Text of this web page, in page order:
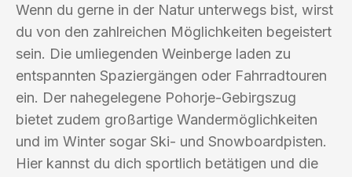
Wenn du gerne in der Natur unterwegs bist, wirst
du von den zahlreichen Möglichkeiten begeistert
sein. Die umliegenden Weinberge laden zu
entspannten Spaziergängen oder Fahrradtouren
ein. Der nahegelegene Pohorje-Gebirgszug
bietet zudem großartige Wandermöglichkeiten
und im Winter sogar Ski- und Snowboardpisten.
Hier kannst du dich sportlich betätigen und die